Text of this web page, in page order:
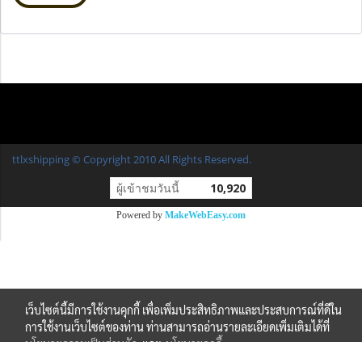
ttlxshipping © Copyright 2010 All Rights Reserved.
ผู้เข้าชมวันนี้ 10,920
Powered by MakeWebEasy.com
เว็บไซต์นี้มีการใช้งานคุกกี้ เพื่อเพิ่มประสิทธิภาพและประสบการณ์ที่ดีใน
การใช้งานเว็บไซต์ของท่าน ท่านสามารถอ่านรายละเอียดเพิ่มเติมได้ที่